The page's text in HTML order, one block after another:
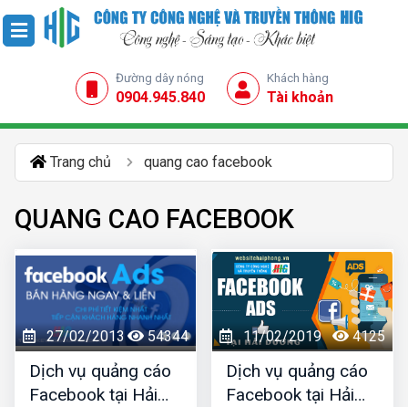
Đường dây nóng
0904.945.840
Khách hàng
Tài khoản
Trang chủ quang cao facebook
QUANG CAO FACEBOOK
27/02/2013 54344
Dịch vụ quảng cáo
Facebook tại Hải
11/02/2019 4125
Dịch vụ quảng cáo
Facebook tại Hải